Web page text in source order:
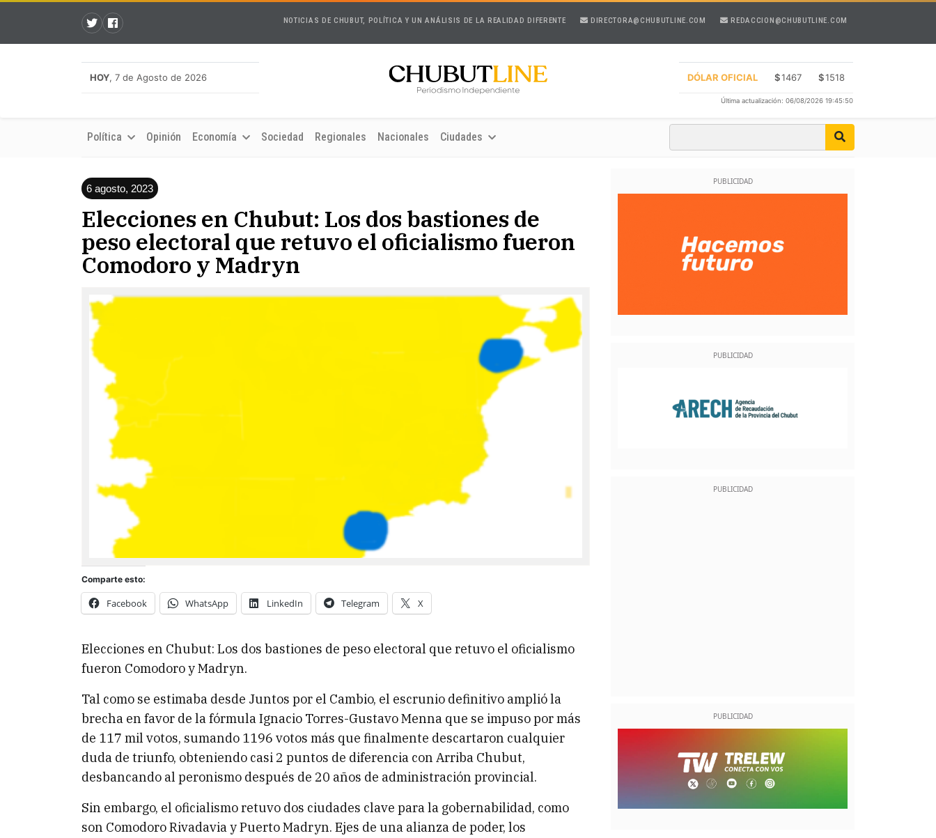
NOTICIAS DE CHUBUT, POLÍTICA Y UN ANÁLISIS DE LA REALIDAD DIFERENTE DIRECTORA@CHUBUTLINE.COM REDACCION@CHUBUTLINE.COM
HOY, 7 de Agosto de 2026 DÓLAR OFICIAL $1467 $1518
Última actualización: 06/08/2026 19:45:50
Política Opinión Economía Sociedad Regionales Nacionales Ciudades
6 agosto, 2023
Elecciones en Chubut: Los dos bastiones de
peso electoral que retuvo el oficialismo fueron
Comodoro y Madryn
Comparte esto:
Facebook WhatsApp LinkedIn Telegram X
Elecciones en Chubut: Los dos bastiones de peso electoral que retuvo el oficialismo
fueron Comodoro y Madryn.
Tal como se estimaba desde Juntos por el Cambio, el escrunio definitivo amplió la
brecha en favor de la fórmula Ignacio Torres-Gustavo Menna que se impuso por más
de 117 mil votos, sumando 1196 votos más que finalmente descartaron cualquier
duda de triunfo, obteniendo casi 2 puntos de diferencia con Arriba Chubut,
desbancando al peronismo después de 20 años de administración provincial.
Sin embargo, el oficialismo retuvo dos ciudades clave para la gobernabilidad, como
son Comodoro Rivadavia y Puerto Madryn. Ejes de una alianza de poder, los